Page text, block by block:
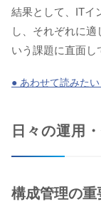
結果として、ITイ
し、それぞれに
いう課題に直面し
● あわせて読みた
日々の運用
構成管理の重